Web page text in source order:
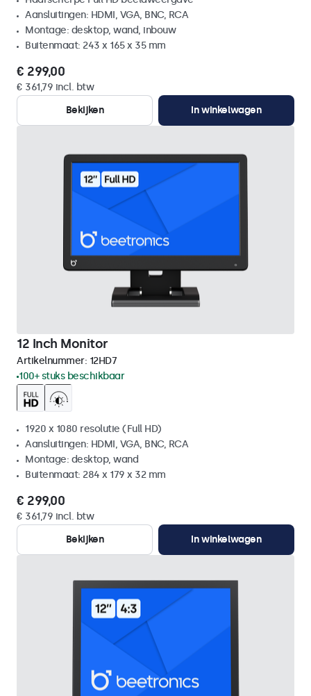
Aansluitingen: HDMI, VGA, BNC, RCA
Montage: desktop, wand, inbouw
Buitenmaat: 243 x 165 x 35 mm
€ 299,00
€ 361,79 incl. btw
Bekijken
In winkelwagen
12 Inch Monitor
Artikelnummer: 12HD7
100+ stuks beschikbaar
1920 x 1080 resolutie (Full HD)
Aansluitingen: HDMI, VGA, BNC, RCA
Montage: desktop, wand
Buitenmaat: 284 x 179 x 32 mm
€ 299,00
€ 361,79 incl. btw
Bekijken
In winkelwagen